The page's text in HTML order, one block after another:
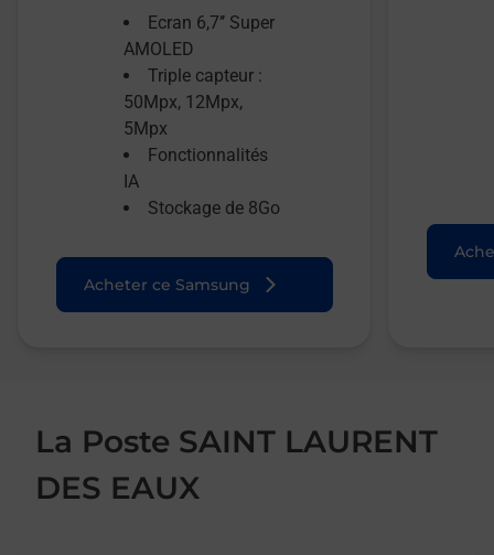
Ecran 6,7’’ Super
AMOLED
Triple capteur :
50Mpx, 12Mpx,
5Mpx
Fonctionnalités
IA
Stockage de 8Go
Acheter ce Samsung
La Poste SAINT LAURENT
DES EAUX